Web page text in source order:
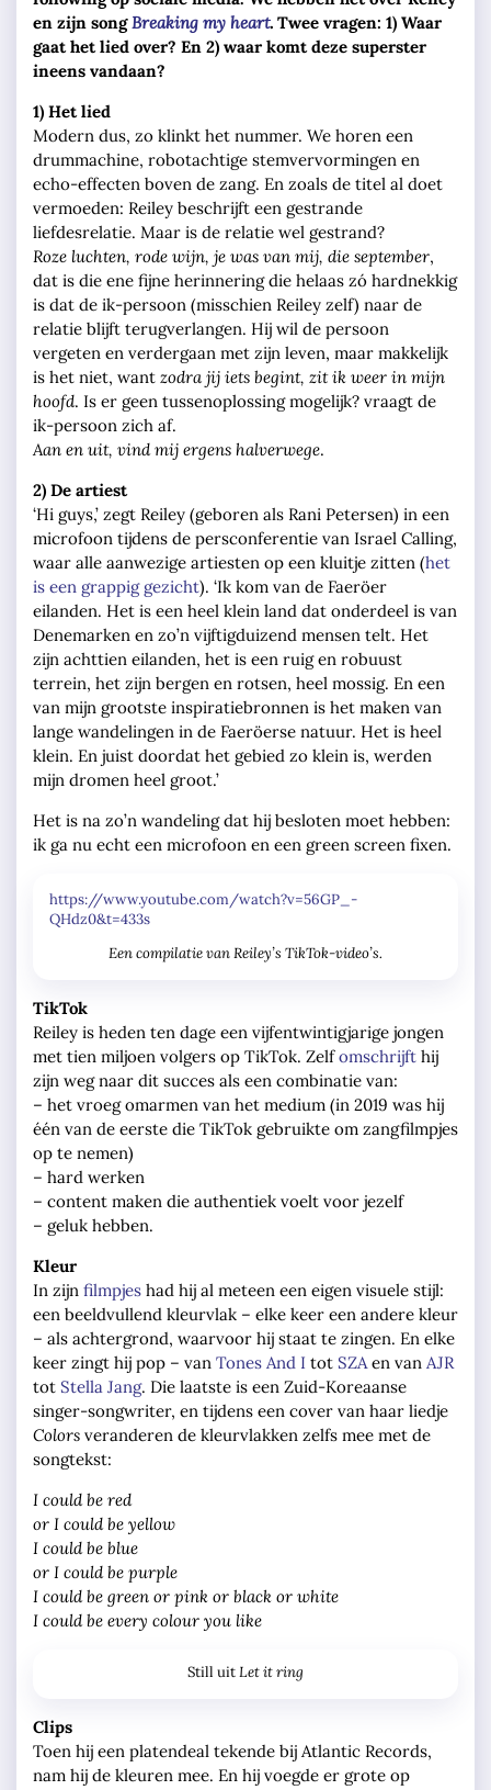
en zijn songBreaking my heart. Twee vragen: 1) Waar
gaat het lied over? En 2) waar komt deze superster
ineens vandaan?
1) Het lied
Modern dus, zo klinkt het nummer. We horen een
drummachine, robotachtige stemvervormingen en
echo-effecten boven de zang. En zoals de titel al doet
vermoeden: Reiley beschrijft een gestrande
liefdesrelatie. Maar is de relatie wel gestrand?
Roze luchten, rode wijn, je was van mij, die september,
dat is die ene fijne herinnering die helaas zó hardnekkig
is dat de ik-persoon (misschien Reiley zelf) naar de
relatie blijft terugverlangen. Hij wil de persoon
vergeten en verdergaan met zijn leven, maar makkelijk
is het niet, want zodra jij iets begint, zit ik weer in mijn
hoofd. Is er geen tussenoplossing mogelijk? vraagt de
ik-persoon zich af.
Aan en uit, vind mij ergens halverwege.
2) De artiest
‘Hi guys,’ zegt Reiley (geboren als Rani Petersen) in een
microfoon tijdens de persconferentie van Israel Calling,
waar alle aanwezige artiesten op een kluitje zitten (het
is een grappig gezicht). ‘Ik kom van de Faeröer
eilanden. Het is een heel klein land dat onderdeel is van
Denemarken en zo’n vijftigduizend mensen telt. Het
zijn achttien eilanden, het is een ruig en robuust
terrein, het zijn bergen en rotsen, heel mossig. En een
van mijn grootste inspiratiebronnen is het maken van
lange wandelingen in de Faeröerse natuur. Het is heel
klein. En juist doordat het gebied zo klein is, werden
mijn dromen heel groot.’
Het is na zo’n wandeling dat hij besloten moet hebben:
ik ga nu echt een microfoon en een green screen fixen.
https://www.youtube.com/watch?v=56GP_-
QHdz0&t=433s
Een compilatie van Reiley’s TikTok-video’s.
TikTok
Reiley is heden ten dage een vijfentwintigjarige jongen
met tien miljoen volgers op TikTok. Zelfomschrijft hij
zijn weg naar dit succes als een combinatie van:
– het vroeg omarmen van het medium (in 2019 was hij
één van de eerste die TikTok gebruikte om zangfilmpjes
op te nemen)
– hard werken
– content maken die authentiek voelt voor jezelf
– geluk hebben.
Kleur
In zijn filmpjes had hij al meteen een eigen visuele stijl:
een beeldvullend kleurvlak – elke keer een andere kleur
– als achtergrond, waarvoor hij staat te zingen. En elke
keer zingt hij pop – van Tones And I tot SZA en van AJR
tot Stella Jang. Die laatste is een Zuid-Koreaanse
singer-songwriter, en tijdens een cover van haar liedje
Colors veranderen de kleurvlakken zelfs mee met de
songtekst:
I could be red
or I could be yellow
I could be blue
or I could be purple
I could be green or pink or black or white
I could be every colour you like
Still uitLet it ring
Clips
Toen hij een platendeal tekende bij Atlantic Records,
nam hij de kleuren mee. En hij voegde er grote op